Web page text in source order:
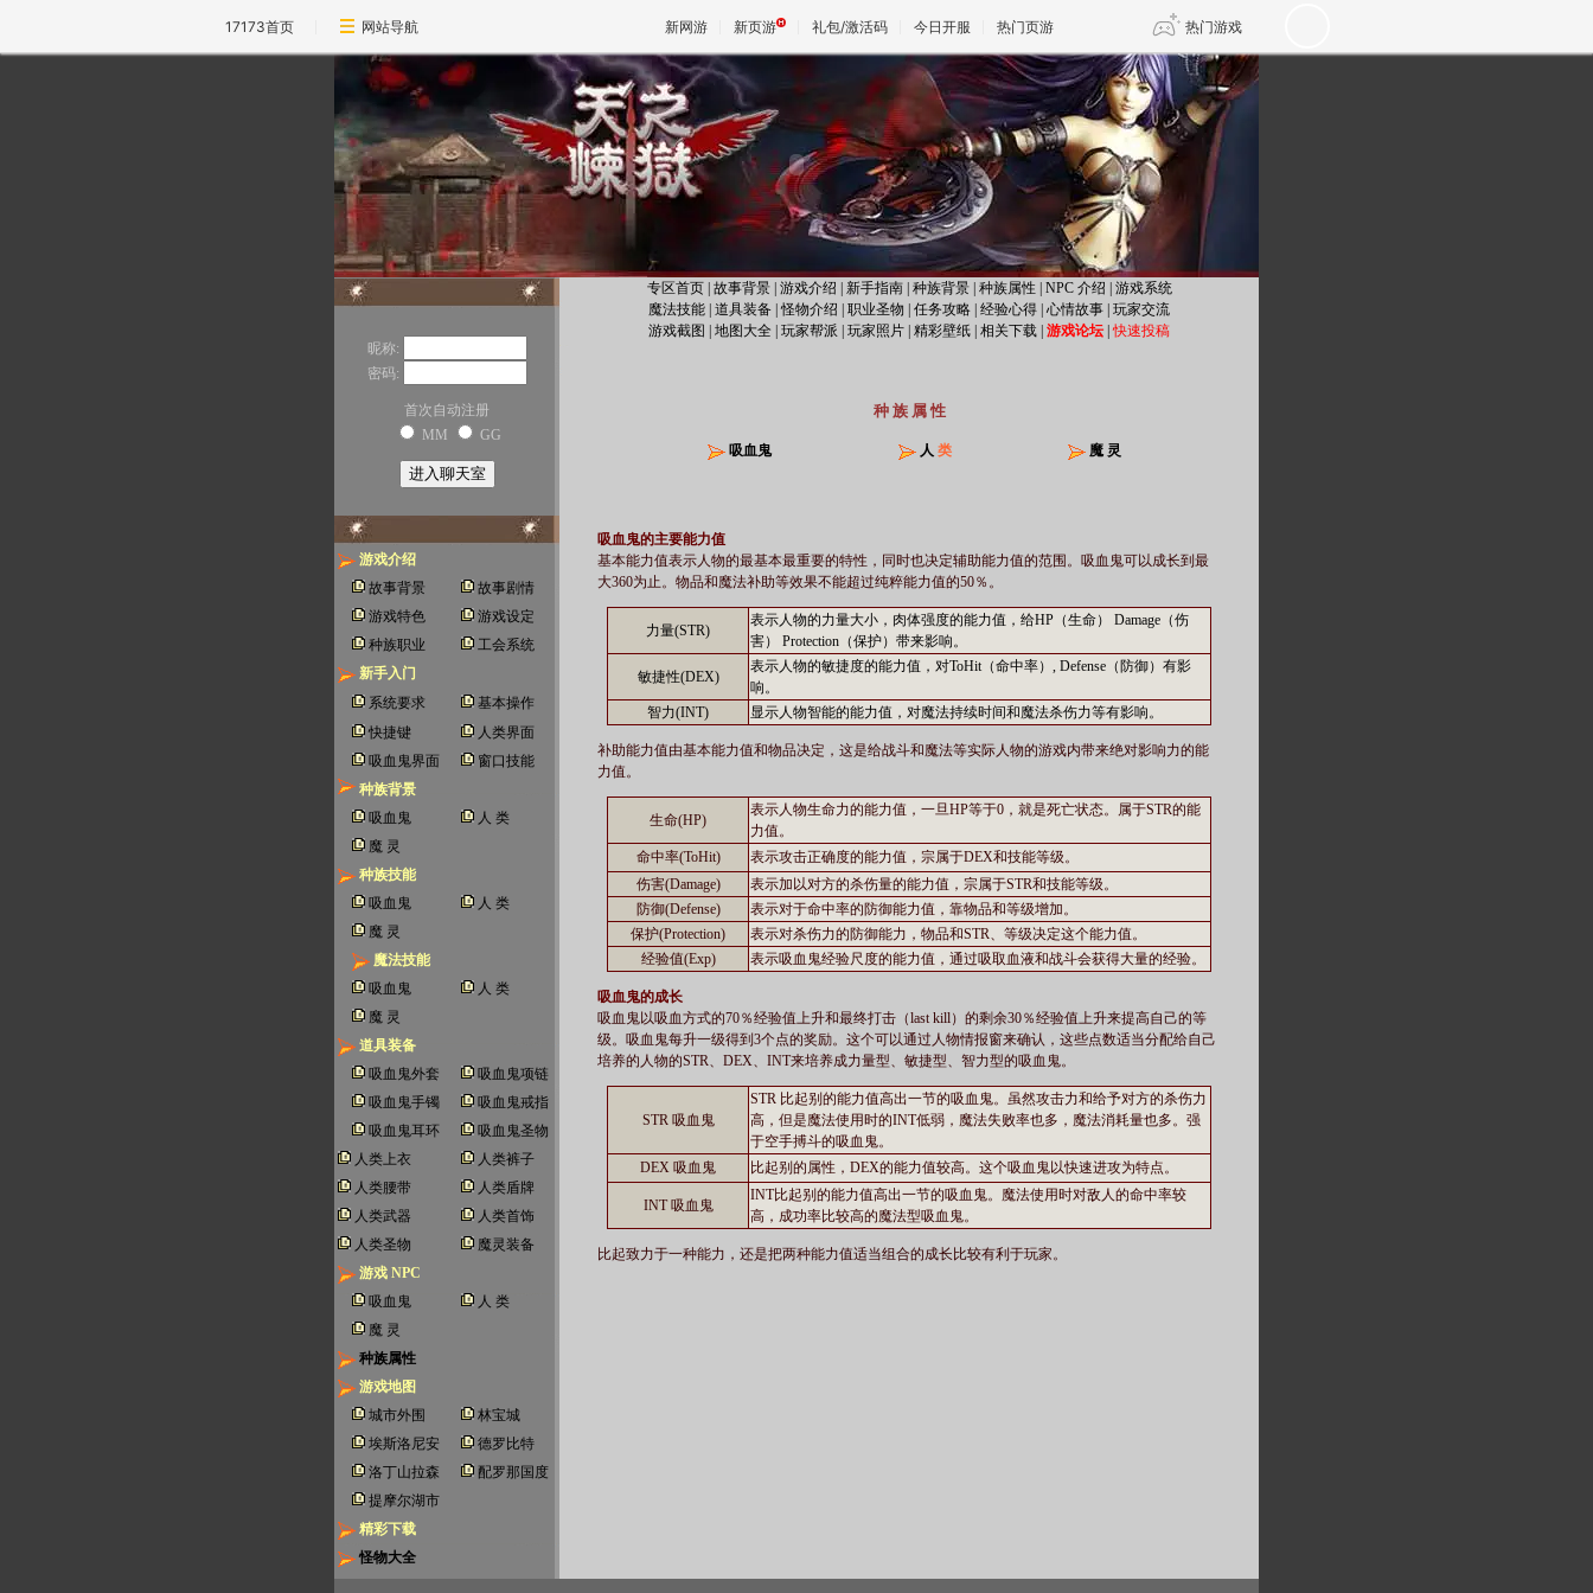
17173首页 网站导航 新网游 新页游 礼包/激活码 今日开服 热门页游 热门游戏
魔兽 DNF 传奇4
天堂 剑网3旗舰版 新天龙八部
王权与自由 诛仙世界 仙剑世界
昵称:
密码:
首次自动注册
MM
GG
游戏介绍
故事背景
故事剧情
游戏特色
游戏设定
种族职业
工会系统
新手入门
系统要求
基本操作
快捷键
人类界面
吸血鬼界面
窗口技能
种族背景
吸血鬼
人 类
魔 灵
种族技能
吸血鬼
人 类
魔 灵
魔法技能
吸血鬼
人 类
魔 灵
道具装备
吸血鬼外套
吸血鬼项链
吸血鬼手镯
吸血鬼戒指
吸血鬼耳环
吸血鬼圣物
人类上衣
人类裤子
人类腰带
人类盾牌
人类武器
人类首饰
人类圣物
魔灵装备
游戏 NPC
吸血鬼
人 类
魔 灵
种族属性
游戏地图
城市外围
林宝城
埃斯洛尼安
德罗比特
洛丁山拉森
配罗那国度
提摩尔湖市
精彩下载
怪物大全
专区首页| 故事背景| 游戏介绍 新手指南| 种族背景| 种族属性 NPC 介绍
游戏系统
魔法技能 道具装备 |怪物介绍 职业圣物 任务攻略 经验心得 心情故事 玩家交流
游戏截图
地图大全 玩家帮派 玩家照片 精彩壁纸 相关下载 游戏论坛 |快速投稿
种 族 属 性
吸血鬼 人 类 魔 灵
吸血鬼的主要能力值
基本能力值表示人物的最基本最重要的特性，同时也决定辅助能力值的范围。吸血鬼可以成长到最
大360为止。物品和魔法补助等效果不能超过纯粹能力值的50％。
力量(STR)
表示人物的力量大小，肉体强度的能力值，给HP（生命） Damage（伤
害） Protection（保护）带来影响。
敏捷性(DEX)
表示人物的敏捷度的能力值，对ToHit（命中率）, Defense（防御）有影
响。
智力(INT)
显示人物智能的能力值，对魔法持续时间和魔法杀伤力等有影响。
补助能力值由基本能力值和物品决定，这是给战斗和魔法等实际人物的游戏内带来绝对影响力的能
力值。
生命(HP)
表示人物生命力的能力值，一旦HP等于0，就是死亡状态。属于STR的能
力值。
命中率(ToHit)
表示攻击正确度的能力值，宗属于DEX和技能等级。
伤害(Damage)
表示加以对方的杀伤量的能力值，宗属于STR和技能等级。
防御(Defense)
表示对于命中率的防御能力值，靠物品和等级增加。
保护(Protection)
表示对杀伤力的防御能力，物品和STR、等级决定这个能力值。
经验值(Exp)
表示吸血鬼经验尺度的能力值，通过吸取血液和战斗会获得大量的经验。
吸血鬼的成长
吸血鬼以吸血方式的70％经验值上升和最终打击（last kill）的剩余30％经验值上升来提高自己的等
级。吸血鬼每升一级得到3个点的奖励。这个可以通过人物情报窗来确认，这些点数适当分配给自己
培养的人物的STR、DEX、INT来培养成力量型、敏捷型、智力型的吸血鬼。
STR 吸血鬼
STR 比起别的能力值高出一节的吸血鬼。虽然攻击力和给予对方的杀伤力
高，但是魔法使用时的INT低弱，魔法失败率也多，魔法消耗量也多。强
于空手搏斗的吸血鬼。
DEX 吸血鬼
比起别的属性，DEX的能力值较高。这个吸血鬼以快速进攻为特点。
INT 吸血鬼
INT比起别的能力值高出一节的吸血鬼。魔法使用时对敌人的命中率较
高，成功率比较高的魔法型吸血鬼。
比起致力于一种能力，还是把两种能力值适当组合的成长比较有利于玩家。